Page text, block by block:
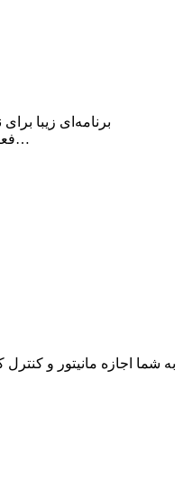
فعالیت‌های اینترنتی شما بر روی منو بار…